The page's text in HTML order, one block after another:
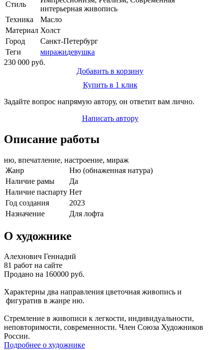
Стиль
интерьерная живопись
Техника
Масло
Материал Холст
Город
Санкт-Петербург
Теги
миражидевушка
230 000 руб.
Добавить в корзину
Купить в 1 клик
Задайте вопрос напрямую автору, он ответит вам лично.
Написать автору
Описание работы
ню, впечатление, настроение, мираж
Жанр
Ню (обнаженная натура)
Наличие рамы
Да
Наличие паспарту Нет
Год создания
2023
Назначение
Для лофта
О художнике
Алехнович Геннадий
81 работ на сайте
Продано на 160000 руб.
Характерны два направления цветочная живопись и
фигуратив в жанре ню.
Стремление в живописи к легкости, индивидуальности,
неповторимости, современности. Член Союза Художников
России.
Подробнее о художнике